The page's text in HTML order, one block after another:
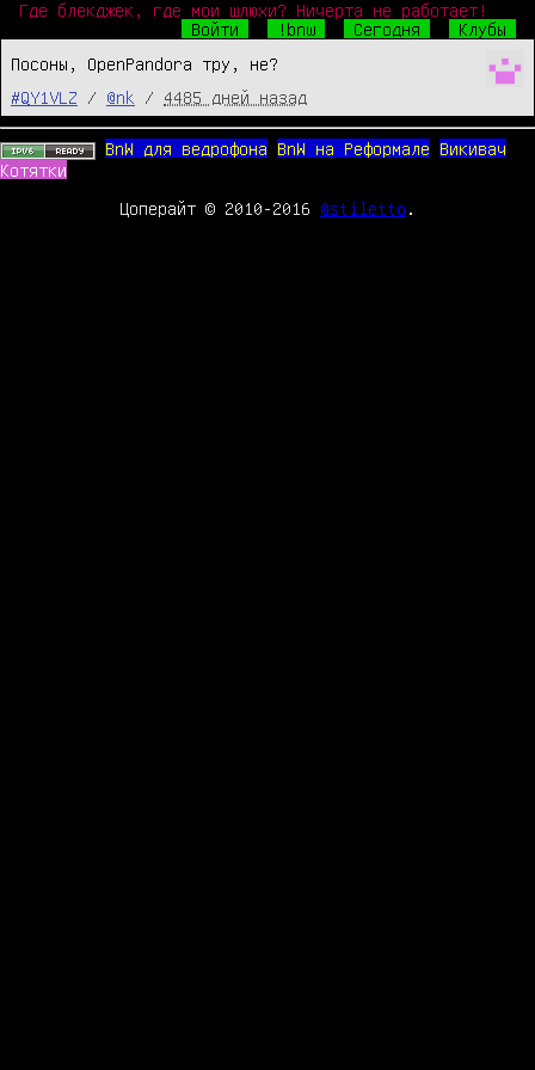
Где блекджек, где мои шлюхи? Ничерта не работает!
Войти
!bnw Сегодня
Клубы
Посоны, OpenPandora тру, не?
#QY1VLZ
/ @nk / 4485 дней назад
BnW для ведрофона BnW на Реформале
Викивач
Котятки
Цоперайт © 2010-2016 @stiletto